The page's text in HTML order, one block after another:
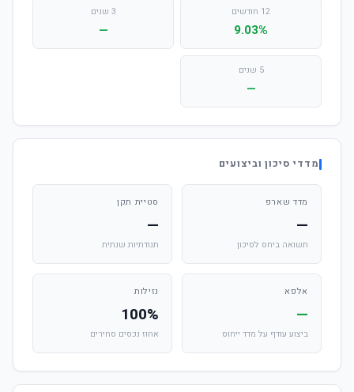
12 חודשים
9.03%
3 שנים
—
5 שנים
—
מדדי סיכון וביצועים
מדד שארפ
—
תשואה ביחס לסיכון
סטיית תקן
—
תנודתיות שנתית
אלפא
—
ביצוע עודף על מדד ייחוס
נזילות
100%
אחוז נכסים סחירים